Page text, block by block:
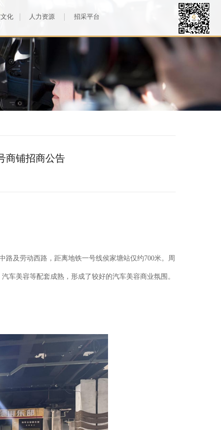
化 人力资源 招采平台
商铺招商公告
路及劳动西路，距离地铁一号线侯家塘站仅约700米。周
车美容等配套成熟，形成了较好的汽车美容商业氛围。